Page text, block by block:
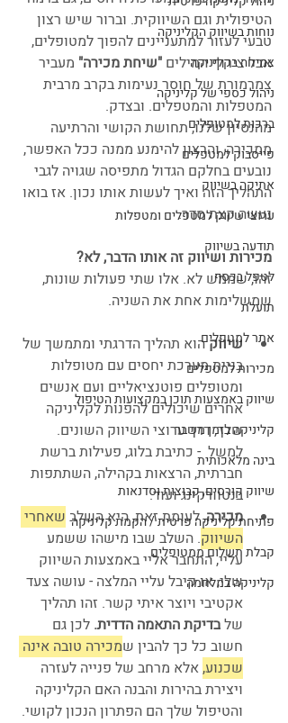
נוחות בשיווק הקליניקה
צמיחה בקליניקה
ניהול כספי של קליניקה
ברכות למטופלים
פייסבוק למטפלים
אתיקה בשיווק
ערוצי שיווק למטפלים ומטפלות
תודעה בשיווק
לטפל בכסף
תועלת
אתר למטפלים
מכירות למטפלים
שיווק באמצעות תוכן במקצועות הטיפול
קליניקה בזמן משבר
בינה מלאכותית
שיווק קורסים, קבוצות וסדנאות
פתיחת קליניקה פרטית / הקמת קליניקה
קבלת תשלום ממטופלים
קליניקה במלחמה
הטיפולית וגם השיווקית. וברור שיש רצון
טבעי לעזור למתעניינים להפוך למטופלים,
אבל צירוף המילים "שיחת מכירה" מעביר
צמרמורת של חוסר נעימות בקרב מרבית
המטפלות והמטפלים. ובצדק.
מהנסיון שלנו, תחושת הקושי והרתיעה
ממכירה, והרצון להימנע ממנה ככל האפשר,
נובעים בחלקם הגדול מתפיסה שגויה לגבי
התהליך הזה ואיך לעשות אותו נכון. אז בואו
נעשה קצת סדר.
מכירות ושיווק זה אותו הדבר, לא?
זהו, שממש לא. אלו שתי פעולות שונות,
שמשלימות אחת את השניה.
שיווק הוא תהליך הדרגתי ומתמשך של
בניית מערכת יחסים עם מטופלות
ומטופלים פוטנציאליים ועם אנשים
אחרים שיכולים להפנות לקליניקה
שלך, דרך ערוצי השיווק השונים.
למשל  - כתיבת בלוג, פעילות ברשת
חברתית, הרצאות בקהילה, השתתפות
בנטוורקינג ועוד.
מכירה, לעומת זאת, היא השלב שאחרי
השיווק. השלב שבו מישהו ששמע
עליי, התחבר אליי באמצעות השיווק
שלי, או קיבל עליי המלצה - עושה צעד
אקטיבי ויוצר איתי קשר. זהו תהליך
של בדיקת התאמה הדדית. לכן גם
חשוב כל כך להבין שמכירה טובה אינה
שכנוע, אלא מרחב של פנייה לעזרה
ויצירת בהירות והבנה האם הקליניקה
והטיפול שלך הם הפתרון הנכון לקושי.